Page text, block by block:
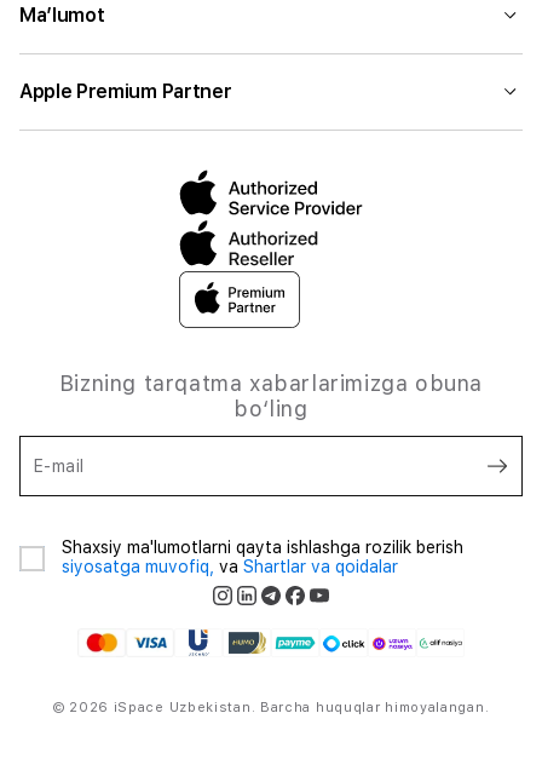
Ma’lumot
Apple Premium Partner
Bizning tarqatma xabarlarimizga obuna
bo‘ling
E-mail
Shaxsiy ma'lumotlarni qayta ishlashga rozilik berish
siyosatga muvofiq, va Shartlar va qoidalar
© 2026 iSpace Uzbekistan. Barcha huquqlar himoyalangan.